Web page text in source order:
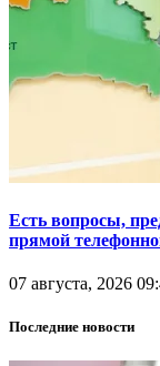
Есть вопросы,
прямой
07 августа, 2026
Последние новости